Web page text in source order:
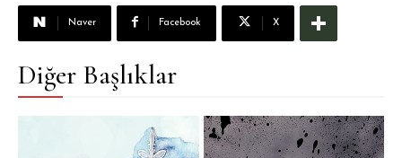
Naver Facebook X
Diğer Başlıklar